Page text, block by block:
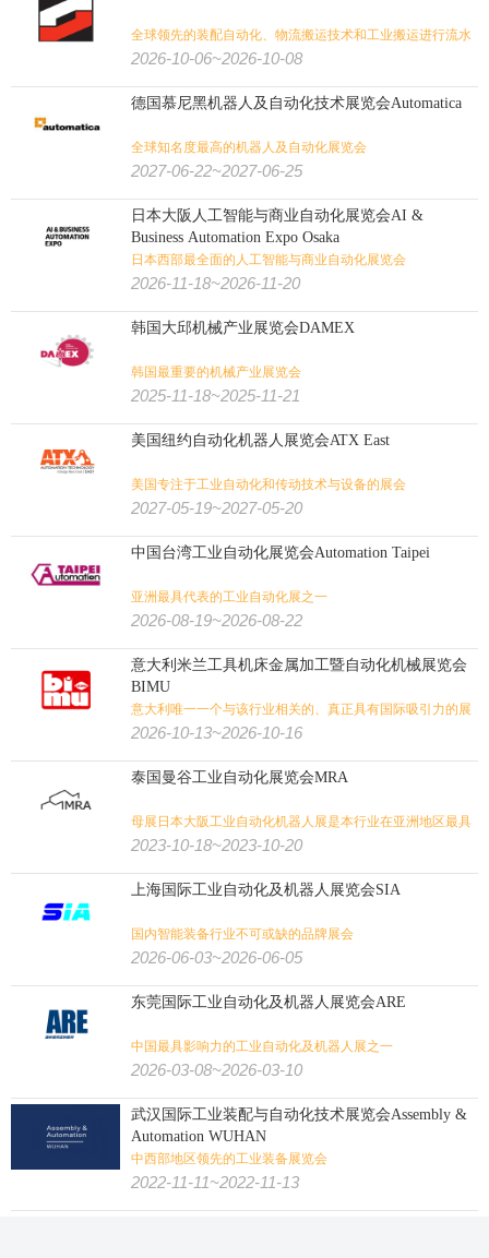
全球领先的装配自动化、物流搬运技术和工业搬运进行流水
线化专业展览会
2026-10-06~2026-10-08
德国慕尼黑机器人及自动化技术展览会Automatica
全球知名度最高的机器人及自动化展览会
2027-06-22~2027-06-25
日本大阪人工智能与商业自动化展览会AI &
Business Automation Expo Osaka
日本西部最全面的人工智能与商业自动化展览会
2026-11-18~2026-11-20
韩国大邱机械产业展览会DAMEX
韩国最重要的机械产业展览会
2025-11-18~2025-11-21
美国纽约自动化机器人展览会ATX East
美国专注于工业自动化和传动技术与设备的展会
2027-05-19~2027-05-20
中国台湾工业自动化展览会Automation Taipei
亚洲最具代表的工业自动化展之一
2026-08-19~2026-08-22
意大利米兰工具机床金属加工暨自动化机械展览会
BIMU
意大利唯一一个与该行业相关的、真正具有国际吸引力的展
会
2026-10-13~2026-10-16
泰国曼谷工业自动化展览会MRA
母展日本大阪工业自动化机器人展是本行业在亚洲地区最具
盛名和影响力的展会之一
2023-10-18~2023-10-20
上海国际工业自动化及机器人展览会SIA
国内智能装备行业不可或缺的品牌展会
2026-06-03~2026-06-05
东莞国际工业自动化及机器人展览会ARE
中国最具影响力的工业自动化及机器人展之一
2026-03-08~2026-03-10
武汉国际工业装配与自动化技术展览会Assembly &
Automation WUHAN
中西部地区领先的工业装备展览会
2022-11-11~2022-11-13